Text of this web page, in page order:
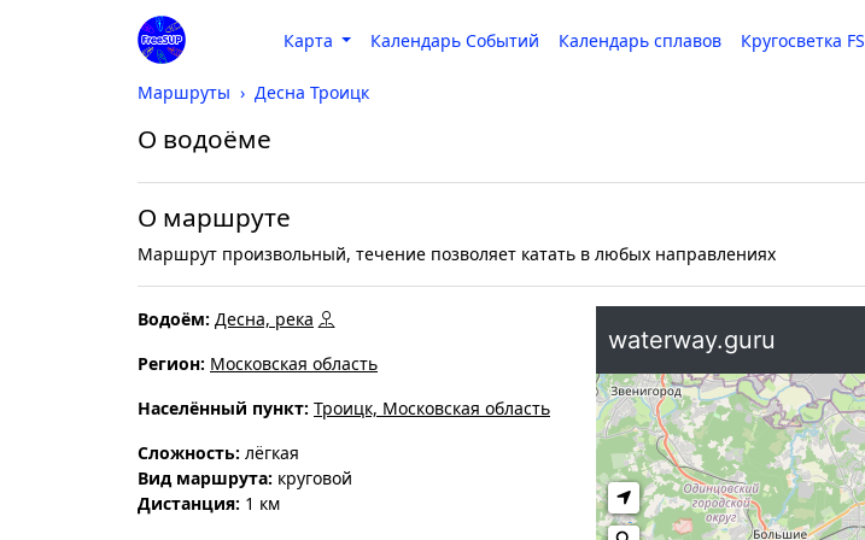
Карта Календарь Событий Календарь сплавов Кругосветка FS
Маршруты Десна Троицк
О водоёме
О маршруте
Маршрут произвольный, течение позволяет катать в любых направлениях
Водоём: Десна, река
Регион: Московская область
Населённый пункт: Троицк, Московская область
Cложность: лёгкая
Вид маршрута: круговой
Дистанция: 1 км